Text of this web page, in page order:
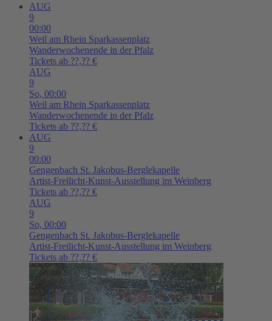
AUG
9
00:00
Weil am Rhein Sparkassenplatz
Wanderwochenende in der Pfalz
Tickets ab ??,?? €
AUG
9
So, 00:00
Weil am Rhein Sparkassenplatz
Wanderwochenende in der Pfalz
Tickets ab ??,?? €
AUG
9
00:00
Gengenbach St. Jakobus-Berglekapelle
Artist-Freilicht-Kunst-Ausstellung im Weinberg
Tickets ab ??,?? €
AUG
9
So, 00:00
Gengenbach St. Jakobus-Berglekapelle
Artist-Freilicht-Kunst-Ausstellung im Weinberg
Tickets ab ??,?? €